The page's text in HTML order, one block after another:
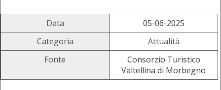
Data
05-06-2025
Categoria
Attualità
Fonte
Consorzio Turistico
Valtellina di Morbegno